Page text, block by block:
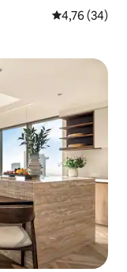
Classificação
4,76 (34)